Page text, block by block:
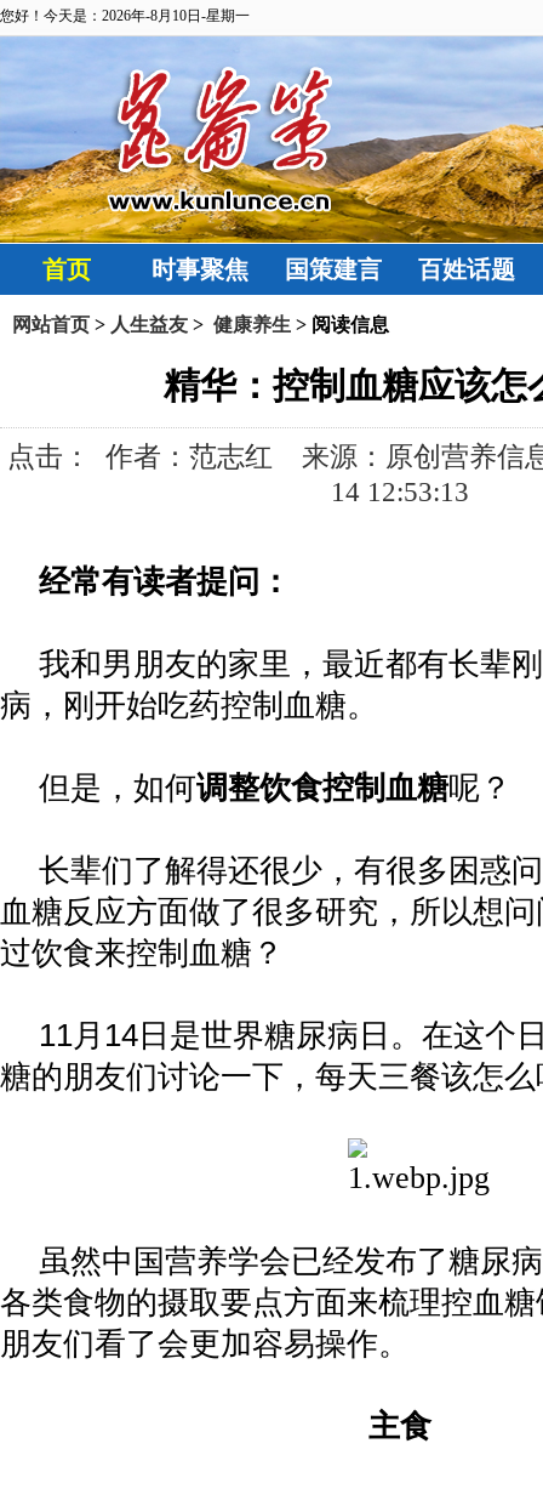
您好！今天是：2026年-8月10日-星期一
首页 时事聚焦 国策建言 百姓话题
网站首页 > 人生益友 > 健康养生 > 阅读信息
精华：控制血糖应该怎
点击：
作者：范志红 来源：原创营养信
14 12:53:13
经常有读者提问：
我和男朋友的家里，最近都有长辈
病，刚开始吃药控制血糖。
但是，如何调整饮食控制血糖呢？
长辈们了解得还很少，有很多困惑
血糖反应方面做了很多研究，所以想
过饮食来控制血糖？
11月 14日是世界糖尿病日。在这个
糖的朋友们讨论一下，每天三餐该怎
虽然中国营养学会已经发布了糖尿
各类食物的摄取要点方面来梳理控血
朋友们看了会更加容易操作。
主食